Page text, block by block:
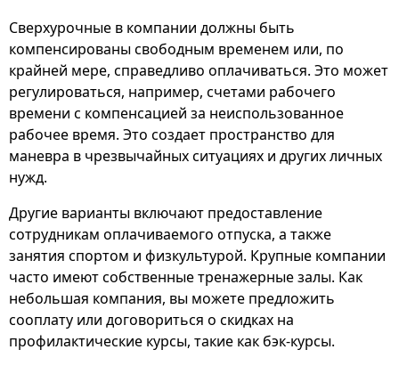
Сверхурочные в компании должны быть
компенсированы свободным временем или, по
крайней мере, справедливо оплачиваться. Это может
регулироваться, например, счетами рабочего
времени с компенсацией за неиспользованное
рабочее время. Это создает пространство для
маневра в чрезвычайных ситуациях и других личных
нужд.
Другие варианты включают предоставление
сотрудникам оплачиваемого отпуска, а также
занятия спортом и физкультурой. Крупные компании
часто имеют собственные тренажерные залы. Как
небольшая компания, вы можете предложить
сооплату или договориться о скидках на
профилактические курсы, такие как бэк-курсы.